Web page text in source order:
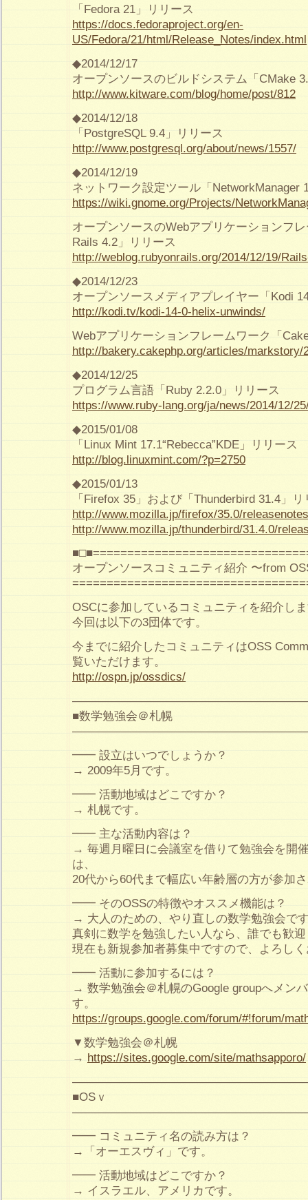
「Fedora 21」リリース
https://docs.fedoraproject.org/en-
US/Fedora/21/html/Release_Notes/index.html
◆2014/12/17
オープンソースのビルドシステム「CMake
http://www.kitware.com/blog/home/post/812
◆2014/12/18
「PostgreSQL 9.4」リリース
http://www.postgresql.org/about/news/1557/
◆2014/12/19
ネットワーク設定ツール「NetworkManager
https://wiki.gnome.org/Projects/
オープンソースのWebアプリケーションフ
Rails 4.2」リリース
http://weblog.rubyonrails.org/2014/12/19/
◆2014/12/23
オープンソースメディアプレイヤー「Kodi
http://kodi.tv/kodi-14-0-helix-unwinds/
Webアプリケーションフレームワーク「
http://bakery.cakephp.org/articles/markstory/
◆2014/12/25
プログラム言語「Ruby 2.2.0」リリース
https://www.ruby-lang.org/ja/news/2014/12/
◆2015/01/08
「Linux Mint 17.1“Rebecca”KDE」リリース
http://blog.linuxmint.com/?p=2750
◆2015/01/13
「Firefox 35」および「Thunderbird 31.4」リ
http://www.mozilla.jp/firefox/35.0/
http://www.mozilla.jp/thunderbird/31.4.0/
オープンソースコミュニティ紹介 〜from
OSCに参加しているコミュニティを紹介し
今回は以下の3団体です。
今までに紹介したコミュニティはOSS
覧いただけます。
http://ospn.jp/ossdics/
■数学勉強会＠札幌
━━ 設立はいつでしょうか？
→ 2009年5月です。
━━ 活動地域はどこですか？
→ 札幌です。
━━ 主な活動内容は？
→ 毎週月曜日に会議室を借りて勉強会を開
は、
20代から60代まで幅広い年齢層の方が参加
━━ そのOSSの特徴やオススメ機能は？
→ 大人のための、やり直しの数学勉強会で
真剣に数学を勉強したい人なら、誰でも歓
現在も新規参加者募集中ですので、よろし
━━ 活動に参加するには？
→ 数学勉強会＠札幌のGoogle groupへメン
す。
https://groups.google.com/forum/#!forum/
▼数学勉強会＠札幌
→ https://sites.google.com/site/mathsapporo/
■OSｖ
━━ コミュニティ名の読み方は？
→「オーエスヴィ」です。
━━ 活動地域はどこですか？
→ イスラエル、アメリカです。